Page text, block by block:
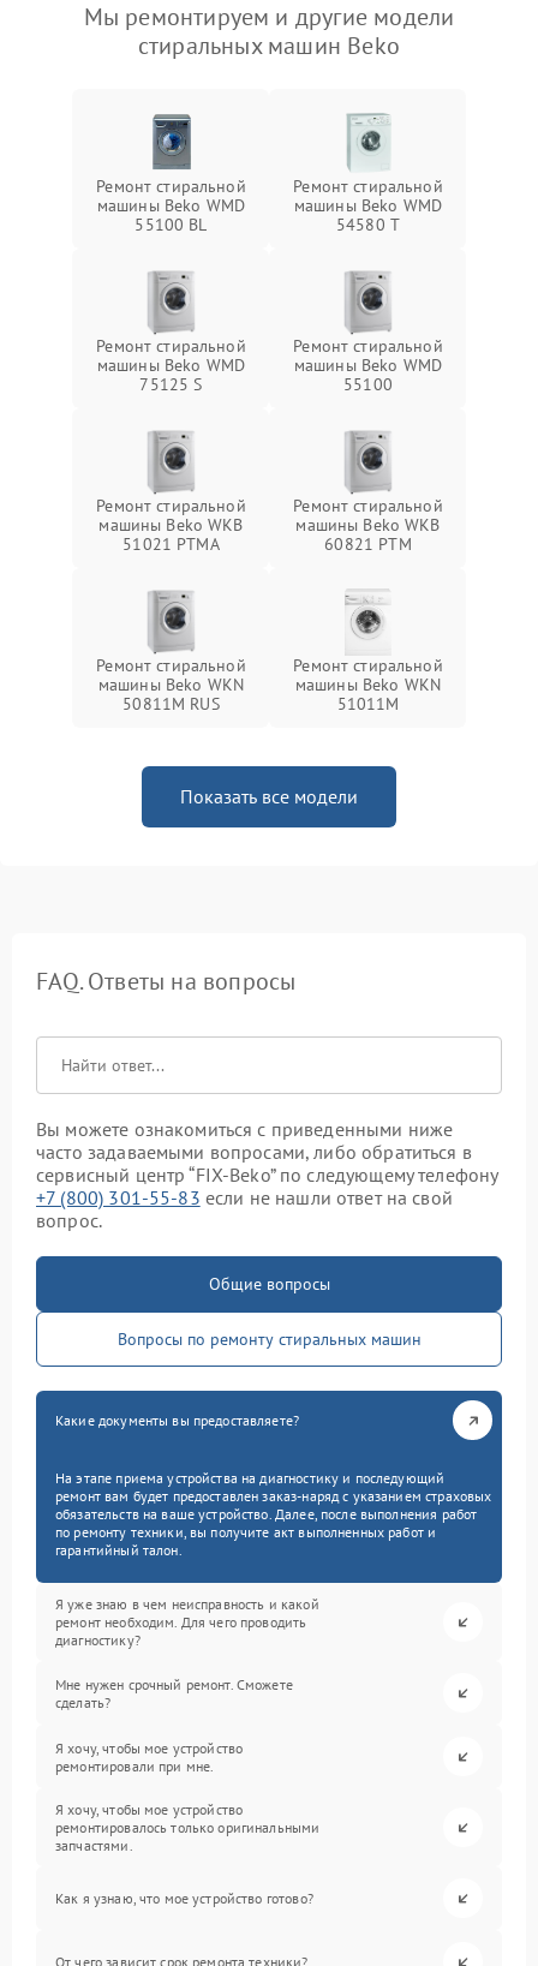
Мы ремонтируем и другие модели
стиральных машин Beko
Ремонт стиральной
машины Beko WMD
55100 BL
Ремонт стиральной
машины Beko WMD
54580 T
Ремонт стиральной
машины Beko WMD
75125 S
Ремонт стиральной
машины Beko WMD
55100
Ремонт стиральной
машины Beko WKB
51021 PTМА
Ремонт стиральной
машины Beko WKB
60821 PTМ
Ремонт стиральной
машины Beko WKN
50811M RUS
Ремонт стиральной
машины Beko WKN
51011M
Показать все модели
FAQ. Ответы на вопросы
Вы можете ознакомиться с приведенными ниже
часто задаваемыми вопросами, либо обратиться в
сервисный центр “FIX-Beko” по следующему телефону
+7 (800) 301-55-83 если не нашли ответ на свой
вопрос.
Общие вопросы
Вопросы по ремонту стиральных машин
Какие документы вы предоставляете?
На этапе приема устройства на диагностику и последующий
ремонт вам будет предоставлен заказ-наряд с указанием страховых
обязательств на ваше устройство. Далее, после выполнения работ
по ремонту техники, вы получите акт выполненных работ и
гарантийный талон.
Я уже знаю в чем неисправность и какой
ремонт необходим. Для чего проводить
диагностику?
Мне нужен срочный ремонт. Сможете
сделать?
Я хочу, чтобы мое устройство
ремонтировали при мне.
Я хочу, чтобы мое устройство
ремонтировалось только оригинальными
запчастями.
Как я узнаю, что мое устройство готово?
От чего зависит срок ремонта техники?